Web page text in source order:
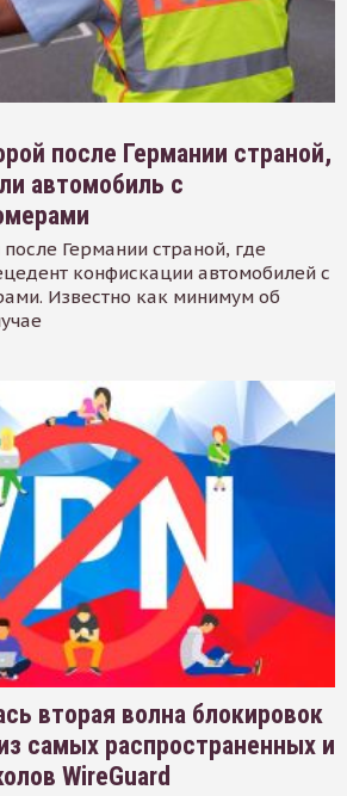
после Германии страной,
автомобиль с
Германии страной, где
конфискации автомобилей с
Известно как минимум об
вторая волна блокировок
самых распространенных и
WireGuard